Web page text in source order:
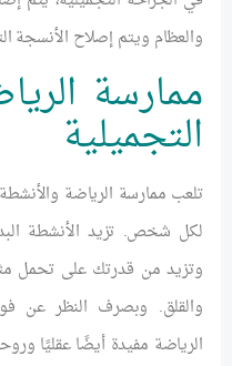
والعظام ويتم إصلاح الأنسجة
ممارسة
التجميلية
تلعب ممارسة الرياضة والأنشطة
لكل شخص. تزيد الأنشطة
وتزيد من قدرتك على تحمل
والقلق. وبصرف النظر عن
الرياضة مفيدة أيضًا عقليًا